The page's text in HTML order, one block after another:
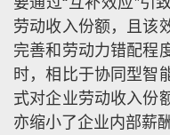
劳动收入份额，且该
完善和劳动力错配程
时，相比于协同型智
式对企业劳动收入份
亦缩小了企业内部薪